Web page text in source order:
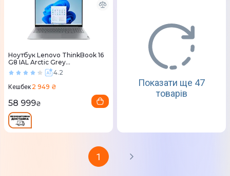
Ноутбук Lenovo ThinkBook 16
G8 IAL Arctic Grey
(21SK00FQRA)4.2
Кешбек 2 949 ₴
58 999₴
Показати ще 47
товарів
1